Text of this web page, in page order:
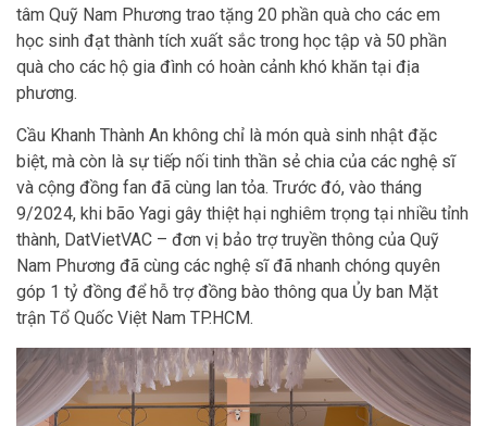
tâm Quỹ Nam Phương trao tặng 20 phần quà cho các em
học sinh đạt thành tích xuất sắc trong học tập và 50 phần
quà cho các hộ gia đình có hoàn cảnh khó khăn tại địa
phương.
Cầu Khanh Thành An không chỉ là món quà sinh nhật đặc
biệt, mà còn là sự tiếp nối tinh thần sẻ chia của các nghệ sĩ
và cộng đồng fan đã cùng lan tỏa. Trước đó, vào tháng
9/2024, khi bão Yagi gây thiệt hại nghiêm trọng tại nhiều tỉnh
thành, DatVietVAC – đơn vị bảo trợ truyền thông của Quỹ
Nam Phương đã cùng các nghệ sĩ đã nhanh chóng quyên
góp 1 tỷ đồng để hỗ trợ đồng bào thông qua Ủy ban Mặt
trận Tổ Quốc Việt Nam TP.HCM.